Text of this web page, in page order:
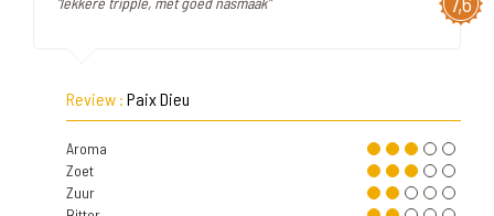
Review : Paix Dieu
Aroma
Zoet
Zuur